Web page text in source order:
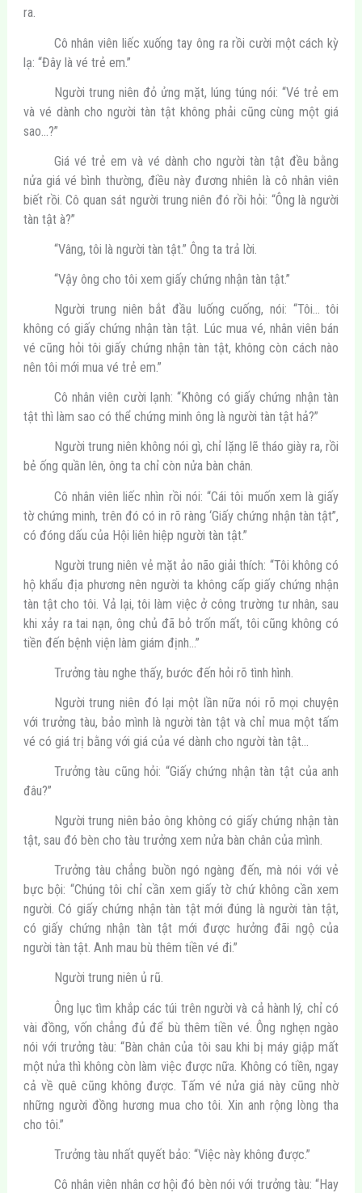
ra.
Cô nhân viên liếc xuống tay ông ra rồi cười một cách kỳ
lạ: “Đây là vé trẻ em.”
Người trung niên đỏ ửng mặt, lúng túng nói: “Vé trẻ em
và vé dành cho người tàn tật không phải cũng cùng một giá
sao…?”
Giá vé trẻ em và vé dành cho người tàn tật đều bằng
nửa giá vé bình thường, điều này đương nhiên là cô nhân viên
biết rồi. Cô quan sát người trung niên đó rồi hỏi: “Ông là người
tàn tật à?”
“Vâng, tôi là người tàn tật.” Ông ta trả lời.
“Vậy ông cho tôi xem giấy chứng nhận tàn tật.”
Người trung niên bắt đầu luống cuống, nói: “Tôi… tôi
không có giấy chứng nhận tàn tật. Lúc mua vé, nhân viên bán
vé cũng hỏi tôi giấy chứng nhận tàn tật, không còn cách nào
nên tôi mới mua vé trẻ em.”
Cô nhân viên cười lạnh: “Không có giấy chứng nhận tàn
tật thì làm sao có thể chứng minh ông là người tàn tật hả?”
Người trung niên không nói gì, chỉ lặng lẽ tháo giày ra, rồi
bẻ ống quần lên, ông ta chỉ còn nửa bàn chân.
Cô nhân viên liếc nhìn rồi nói: “Cái tôi muốn xem là giấy
tờ chứng minh, trên đó có in rõ ràng ‘Giấy chứng nhận tàn tật”,
có đóng dấu của Hội liên hiệp người tàn tật.”
Người trung niên vẻ mặt ảo não giải thích: “Tôi không có
hộ khẩu địa phương nên người ta không cấp giấy chứng nhận
tàn tật cho tôi. Vả lại, tôi làm việc ở công trường tư nhân, sau
khi xảy ra tai nạn, ông chủ đã bỏ trốn mất, tôi cũng không có
tiền đến bệnh viện làm giám định…”
Trưởng tàu nghe thấy, bước đến hỏi rõ tình hình.
Người trung niên đó lại một lần nữa nói rõ mọi chuyện
với trưởng tàu, bảo mình là người tàn tật và chỉ mua một tấm
vé có giá trị bằng với giá của vé dành cho người tàn tật…
Trưởng tàu cũng hỏi: “Giấy chứng nhận tàn tật của anh
đâu?”
Người trung niên bảo ông không có giấy chứng nhận tàn
tật, sau đó bèn cho tàu trưởng xem nửa bàn chân của mình.
Trưởng tàu chẳng buồn ngó ngàng đến, mà nói với vẻ
bực bội: “Chúng tôi chỉ cần xem giấy tờ chứ không cần xem
người. Có giấy chứng nhận tàn tật mới đúng là người tàn tật,
có giấy chứng nhận tàn tật mới được hưởng đãi ngộ của
người tàn tật. Anh mau bù thêm tiền vé đi.”
Người trung niên ủ rũ.
Ông lục tìm khắp các túi trên người và cả hành lý, chỉ có
vài đồng, vốn chẳng đủ để bù thêm tiền vé. Ông nghẹn ngào
nói với trưởng tàu: “Bàn chân của tôi sau khi bị máy giập mất
một nửa thì không còn làm việc được nữa. Không có tiền, ngay
cả về quê cũng không được. Tấm vé nửa giá này cũng nhờ
những người đồng hương mua cho tôi. Xin anh rộng lòng tha
cho tôi.”
Trưởng tàu nhất quyết bảo: “Việc này không được.”
Cô nhân viên nhân cơ hội đó bèn nói với trưởng tàu: “Hay